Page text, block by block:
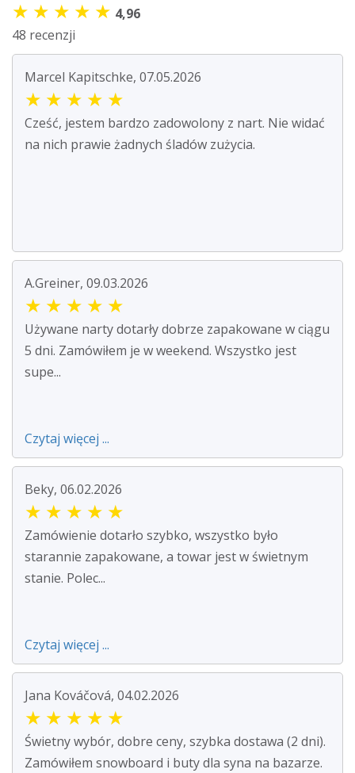
★ ★ ★ ★ ★ 4,96
48 recenzji
Marcel Kapitschke, 07.05.2026
★ ★ ★ ★ ★
Cześć, jestem bardzo zadowolony z nart. Nie widać
na nich prawie żadnych śladów zużycia.
A.Greiner, 09.03.2026
★ ★ ★ ★ ★
Używane narty dotarły dobrze zapakowane w ciągu
5 dni. Zamówiłem je w weekend. Wszystko jest
supe...
Czytaj więcej ...
Beky, 06.02.2026
★ ★ ★ ★ ★
Zamówienie dotarło szybko, wszystko było
starannie zapakowane, a towar jest w świetnym
stanie. Polec...
Czytaj więcej ...
Jana Kováčová, 04.02.2026
★ ★ ★ ★ ★
Świetny wybór, dobre ceny, szybka dostawa (2 dni).
Zamówiłem snowboard i buty dla syna na bazarze.